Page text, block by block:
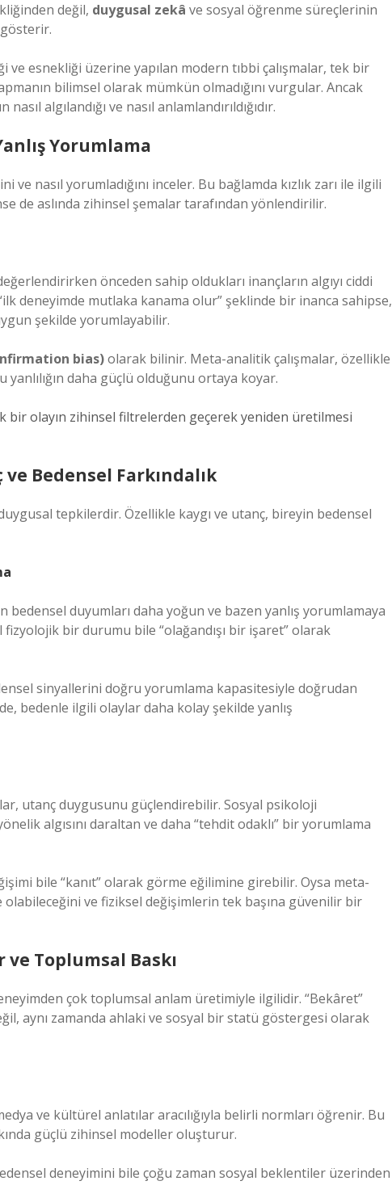
değil, duygusal zekâ ve sosyal öğrenme süreçlerinin
ve esnekliği üzerine yapılan modern tıbbi çalışmalar, tek bir
bilimsel olarak mümkün olmadığını vurgular. Ancak
algılandığı ve nasıl anlamlandırıldığıdır.
Yorumlama
nasıl yorumladığını inceler. Bu bağlamda kızlık zarı ile ilgili
de aslında zihinsel şemalar tarafından yönlendirilir.
önceden sahip oldukları inançların algıyı ciddi
deneyimde mutlaka kanama olur” şeklinde bir inanca sahipse,
şekilde yorumlayabilir.
bias)olarak bilinir. Meta-analitik çalışmalar, özellikle
daha güçlü olduğunu ortaya koyar.
bir olayın zihinsel filtrelerden geçerek yeniden üretilmesi
Bedensel Farkındalık
tepkilerdir. Özellikle kaygı ve utanç, bireyin bedensel
bedensel duyumları daha yoğun ve bazen yanlış yorumlamaya
bir durumu bile “olağandışı bir işaret” olarak
sinyallerini doğru yorumlama kapasitesiyle doğrudan
bedenle ilgili olaylar daha kolay şekilde yanlış
utanç duygusunu güçlendirebilir. Sosyal psikoloji
algısını daraltan ve daha “tehdit odaklı” bir yorumlama
bile “kanıt” olarak görme eğilimine girebilir. Oysa meta-
olabileceğini ve fiziksel değişimlerin tek başına güvenilir bir
Toplumsal Baskı
çok toplumsal anlam üretimiyle ilgilidir. “Bekâret”
aynı zamanda ahlaki ve sosyal bir statü göstergesi olarak
ve kültürel anlatılar aracılığıyla belirli normları öğrenir. Bu
güçlü zihinsel modeller oluşturur.
deneyimini bile çoğu zaman sosyal beklentiler üzerinden